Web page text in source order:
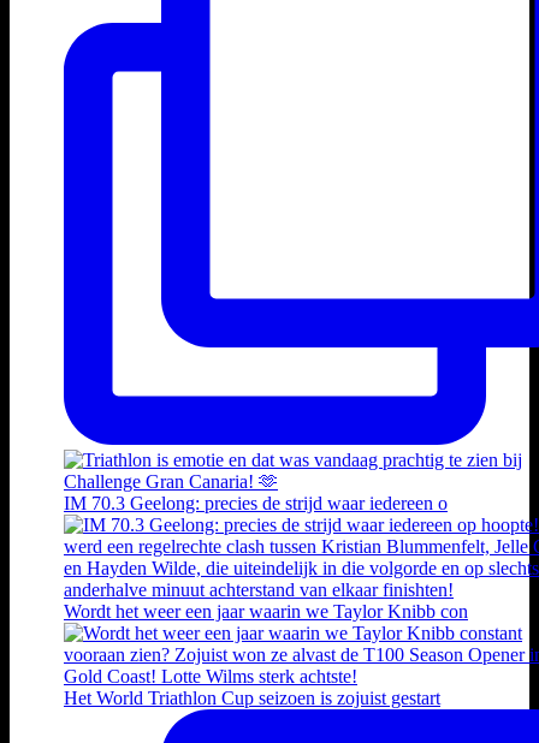
IM 70.3 Geelong: precies de strijd waar iedereen o
Wordt het weer een jaar waarin we Taylor Knibb con
Het World Triathlon Cup seizoen is zojuist gestart